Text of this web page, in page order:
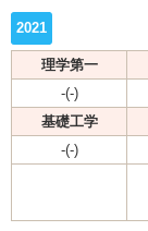
2021
理学第一
-(-)
基礎工学
-(-)